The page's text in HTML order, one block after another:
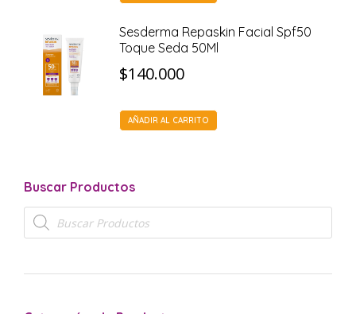
Sesderma Repaskin Facial Spf50
Toque Seda 50Ml
$140.000
AÑADIR AL CARRITO
Buscar Productos
Búsqueda
de
productos